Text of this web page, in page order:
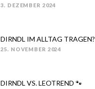
POSTED
3. DEZEMBER 2024
DIRNDL IM ALLTAG TRAGEN?
POSTED
25. NOVEMBER 2024
DIRNDL VS. LEOTREND 🐾